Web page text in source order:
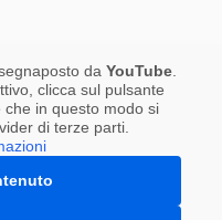
da YouTube
clicca sul pulsante
in questo modo si
di terze parti.